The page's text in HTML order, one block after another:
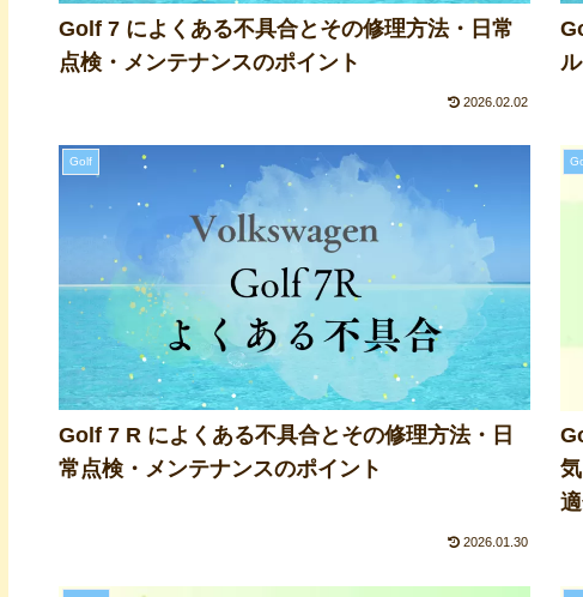
Golf 7 によくある不具合とその修理方法・日常
点検・メンテナンスのポイント
2026.02.02
Golf
Golf 7 R によくある不具合とその修理方法・日
常点検・メンテナンスのポイント
2026.01.30